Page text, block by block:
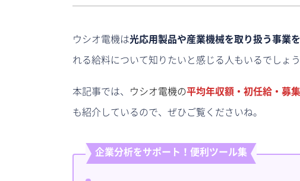
ウシオ電機は光応用製品や産業機械を取り扱う事業
れる給料について知りたいと感じる人もいるでしょう
本記事では、 ウシオ電機の平均年収額・初任給・募
も紹介しているので、ぜひご覧くださいね。
企業分析をサポート！便利ツール集